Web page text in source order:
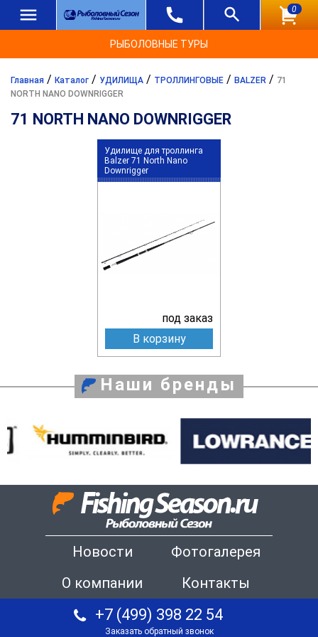
0
РЫБОЛОВНЫЕ ТУРЫ
Главная / Каталог / УДИЛИЩА / ТРОЛЛИНГОВЫЕ / BALZER / 71
NORTH NANO DOWNRIGGER
71 NORTH NANO DOWNRIGGER
Удилище для троллинга
Balzer 71 North Nano
Downrigger
под заказ
В корзину
Наши бренды
Новости
Фотогалерея
О компании
Контакты
+7 (499) 398 22 54
Заказать обратный звонок